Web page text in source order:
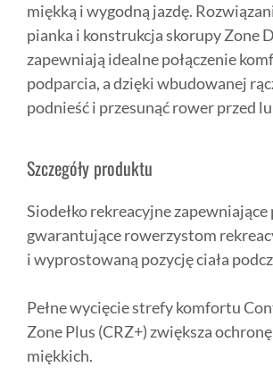
miękką i wygodną jazdę.
pianka i konstrukcja skorupy Zone
zapewniają idealne połączenie
podparcia, a dzięki wbudowanej
podnieść i przesunąć rower przed
Szczegóły produktu
Siodełko rekreacyjne
gwarantujące rowerzystom
i wyprostowaną pozycję ciała
Pełne wycięcie strefy komfortu
Zone Plus (CRZ+) zwiększa
miękkich.